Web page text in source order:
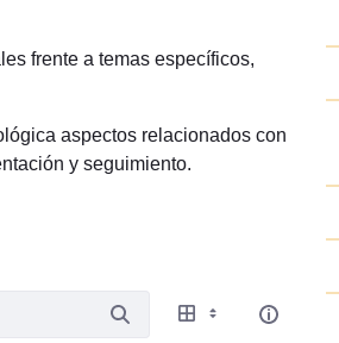
frente a temas específicos,
aspectos relacionados con
y seguimiento.